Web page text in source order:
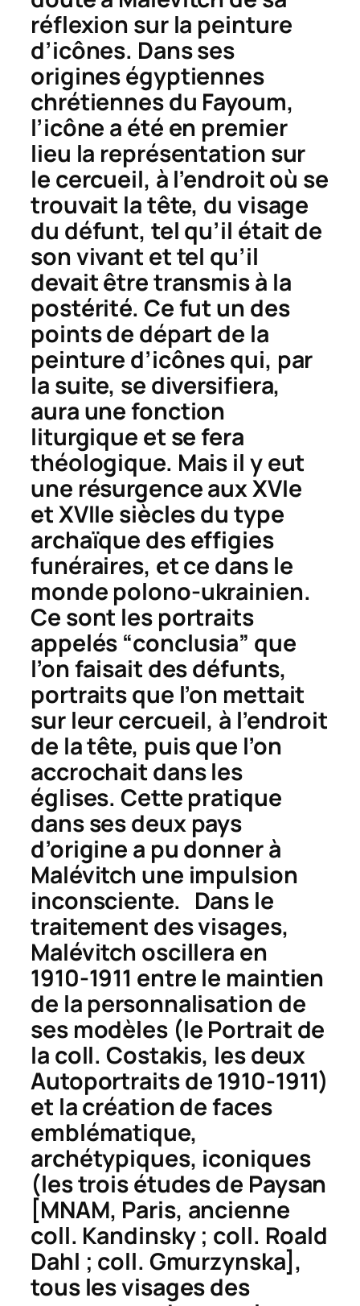
réflexion sur la peinture
d’icônes. Dans ses
origines égyptiennes
chrétiennes du Fayoum,
l’icône a été en premier
lieu la représentation sur
le cercueil, à l’endroit où se
trouvait la tête, du visage
du défunt, tel qu’il était de
son vivant et tel qu’il
devait être transmis à la
postérité. Ce fut un des
points de départ de la
peinture d’icônes qui, par
la suite, se diversifiera,
aura une fonction
liturgique et se fera
théologique. Mais il y eut
une résurgence aux XVIe
et XVIIe siècles du type
archaïque des effigies
funéraires, et ce dans le
monde polono-ukrainien.
Ce sont les portraits
appelés “conclusia” que
l’on faisait des défunts,
portraits que l’on mettait
sur leur cercueil, à l’endroit
de la tête, puis que l’on
accrochait dans les
églises. Cette pratique
dans ses deux pays
d’origine a pu donner à
Malévitch une impulsion
inconsciente. Dans le
traitement des visages,
Malévitch oscillera en
1910-1911 entre le maintien
de la personnalisation de
ses modèles (le Portrait de
la coll. Costakis, les deux
Autoportraitsde 1910-1911)
et la création de faces
emblématique,
archétypiques, iconiques
(les trois études de Paysan
[MNAM, Paris, ancienne
coll. Kandinsky ; coll. Roald
Dahl ; coll. Gmurzynska],
tous les visages des